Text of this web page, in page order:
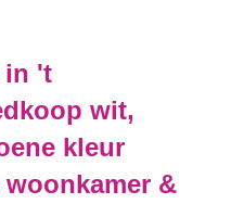
in 't
wit,
kleur
&